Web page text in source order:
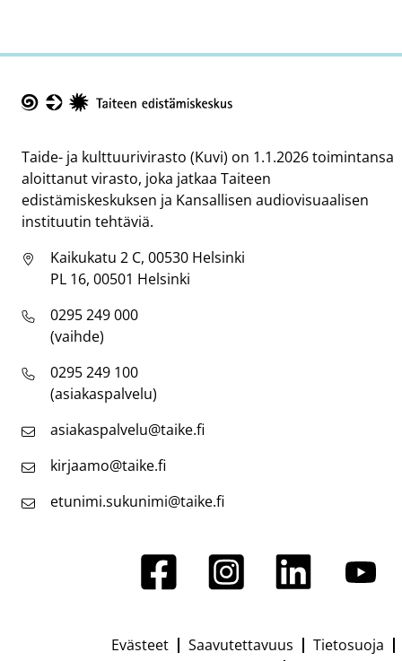
Taide- ja kulttuurivirasto (Kuvi) on 1.1.2026 toimintansa
aloittanut virasto, joka jatkaa Taiteen
edistämiskeskuksen ja Kansallisen audiovisuaalisen
instituutin tehtäviä.
Kaikukatu 2 C, 00530 Helsinki
PL 16, 00501 Helsinki
0295 249 000
(vaihde)
0295 249 100
(asiakaspalvelu)
asiakaspalvelu@taike.fi
kirjaamo@taike.fi
etunimi.sukunimi@taike.fi
Evästeet Saavutettavuus
Tietosuoja